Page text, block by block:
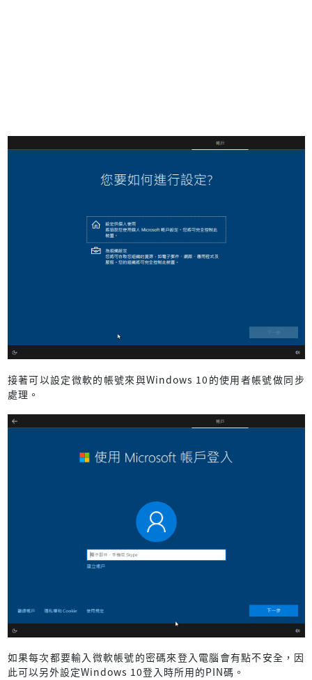
接著可以設定微軟的帳號來與Windows 10的使用者帳號做同步
處理。
如果每次都要輸入微軟帳號的密碼來登入電腦會有點不安全，因
此可以另外設定Windows 10登入時所用的PIN碼。